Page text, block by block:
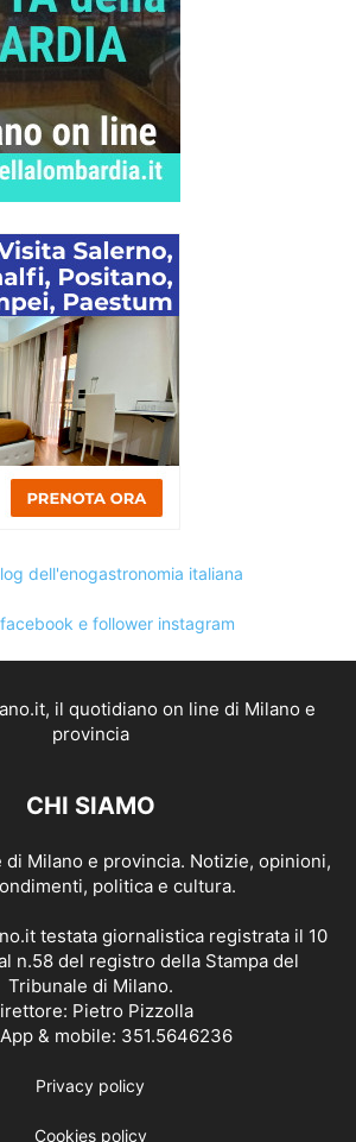
CHI SIAMO
di Milano e provincia. Notizie, opinioni,
politica e cultura.
testata giornalistica registrata il 10
n.58 del registro della Stampa del
Tribunale di Milano.
Pietro Pizzolla
& mobile: 351.5646236
Privacy policy
Cookies policy